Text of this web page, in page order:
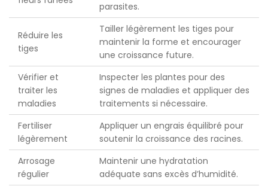
parasites.
Réduire les
tiges
Tailler légèrement les tiges pour
maintenir la forme et encourager
une croissance future.
Vérifier et
traiter les
maladies
Inspecter les plantes pour des
signes de maladies et appliquer des
traitements si nécessaire.
Fertiliser
légèrement
Appliquer un engrais équilibré pour
soutenir la croissance des racines.
Arrosage
régulier
Maintenir une hydratation
adéquate sans excès d’humidité.